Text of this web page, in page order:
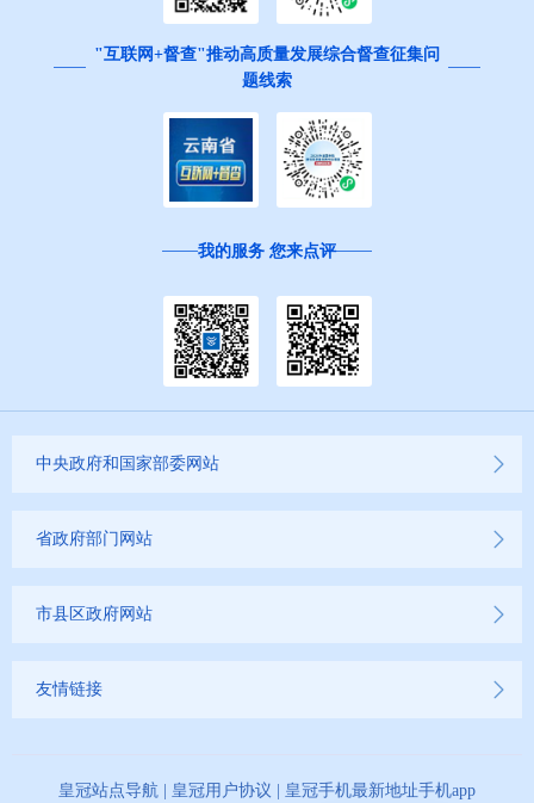
"互联网+督查"推动高质量发展综合督查征集问
题线索
我的服务 您来点评
中央政府和国家部委网站
省政府部门网站
市县区政府网站
友情链接
皇冠站点导航 | 皇冠用户协议 | 皇冠手机最新地址手机app